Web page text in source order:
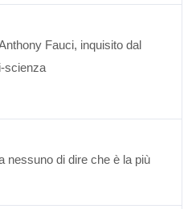
Fauci, inquisito dal
scienza
nessuno di dire che è la più